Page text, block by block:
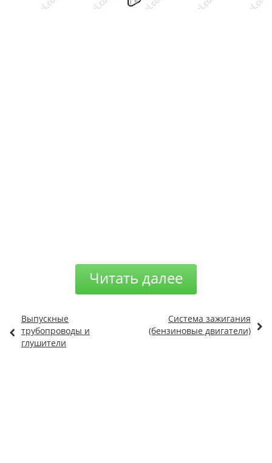
Читать далее
Выпускные
трубопроводы и
глушители
Система зажигания
(бензиновые двигатели)